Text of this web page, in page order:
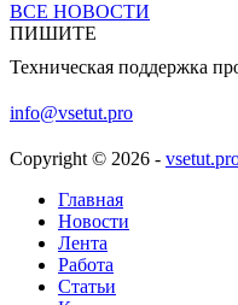
В Москве закроют
набережных 8-9
Сержант Баурин
ВСУ
08.08.2026 00:03:03
Пентагон впервые
беспилотников
ВСЕ НОВОСТИ
ПИШИТЕ
Техническая поддержка
info@vsetut.pro
Copyright © 2026 -
Главная
Новости
Лента
Работа
Статьи